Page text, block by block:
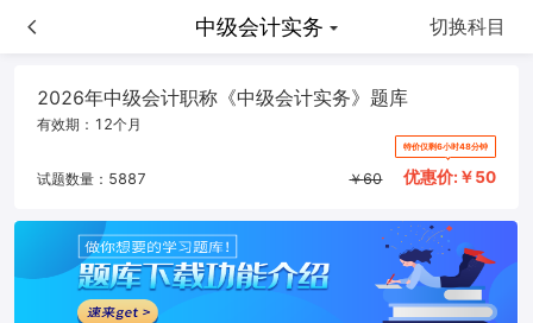
中级会计实务 切换科目
中级会计实务
2026年中级会计职称《中级会计实务》题库
有效期： 12个月
试题数量： 5887 ￥60
特价仅剩6小时48分钟
优惠价:￥50